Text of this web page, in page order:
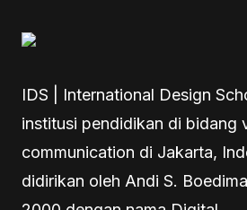
IDS | International Design
institusi pendidikan di bidang
communication di Jakarta,
didirikan oleh Andi S.